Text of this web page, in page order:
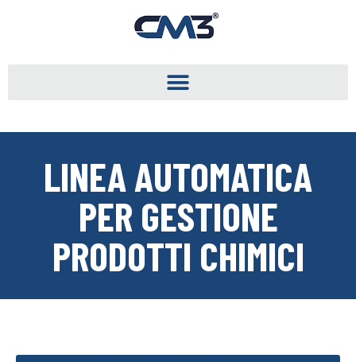
LINEA AUTOMATICA
PER GESTIONE
PRODOTTI CHIMICI